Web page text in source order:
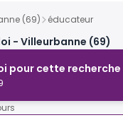
(69) éducateur
- Villeurbanne (69)
pour cette recherche